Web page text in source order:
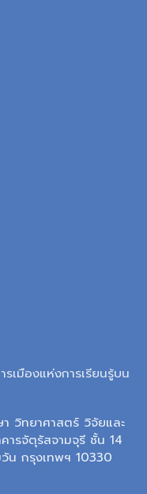
เมืองแห่งการเรียนรู้บน
วิทยาศาสตร์ วิจัยและ
ารจัตุรัสจามจุรี ชั้น 14
น กรุงเทพฯ 10330